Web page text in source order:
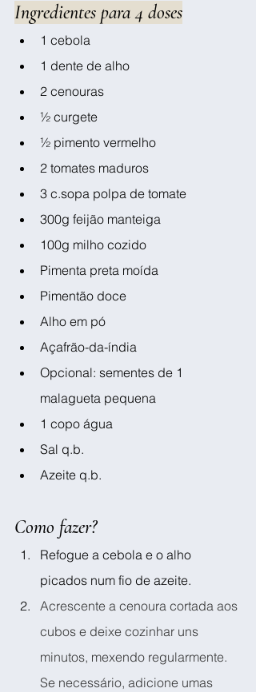
Ingredientes para 4 doses
1 cebola
1 dente de alho
2 cenouras
½ curgete
½ pimento vermelho
2 tomates maduros
3 c.sopa polpa de tomate
300g feijão manteiga
100g milho cozido
Pimenta preta moída
Pimentão doce
Alho em pó
Açafrão-da-índia
Opcional: sementes de 1
malagueta pequena
1 copo água
Sal q.b.
Azeite q.b.
Como fazer?
Refogue a cebola e o alho
picados num fio de azeite.
Acrescente a cenoura cortada aos
cubos e deixe cozinhar uns
minutos, mexendo regularmente.
Se necessário, adicione umas